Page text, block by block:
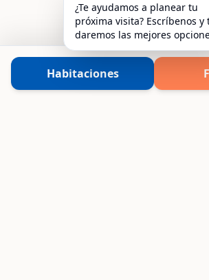
¿Te ayudamos a planear tu
próxima visita? Escríbenos y
daremos las mejores
Habitaciones